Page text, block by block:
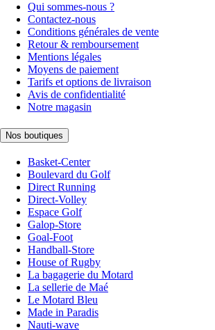
Qui sommes-nous ?
Contactez-nous
Conditions générales de vente
Retour & remboursement
Mentions légales
Moyens de paiement
Tarifs et options de livraison
Avis de confidentialité
Notre magasin
Nos boutiques
Basket-Center
Boulevard du Golf
Direct Running
Direct-Volley
Espace Golf
Galop-Store
Goal-Foot
Handball-Store
House of Rugby
La bagagerie du Motard
La sellerie de Maé
Le Motard Bleu
Made in Paradis
Nauti-wave